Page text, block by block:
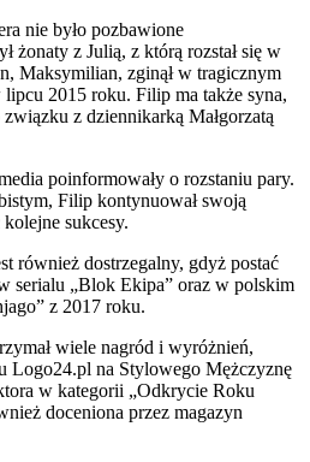
nie było pozbawione
żonaty z Julią, z którą rozstał się w
Maksymilian, zginął w tragicznym
2015 roku. Filip ma także syna,
z dziennikarką Małgorzatą
poinformowały o rozstaniu pary.
Filip kontynuował swoją
sukcesy.
również dostrzegalny, gdyż postać
serialu „Blok Ekipa” oraz w polskim
z 2017 roku.
wiele nagród i wyróżnień,
Logo24.pl na Stylowego Mężczyznę
w kategorii „Odkrycie Roku
doceniona przez magazyn